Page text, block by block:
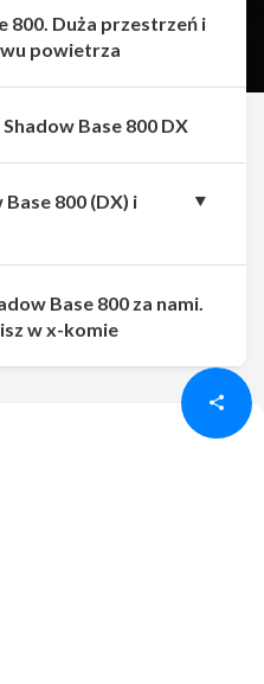
Udostępnij
800. Duża przestrzeń i
powietrza
Base 800 DX
800 (DX) i
Base 800 za nami.
w x-komie